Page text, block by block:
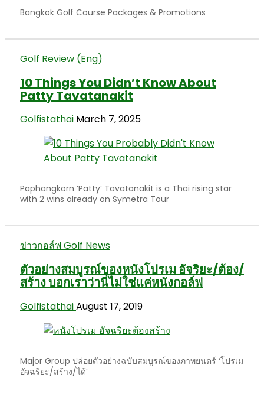
Bangkok Golf Course Packages & Promotions
Golf Review (Eng)
10 Things You Didn’t Know About
Patty Tavatanakit
Golfistathai March 7, 2025
Paphangkorn ‘Patty’ Tavatanakit is a Thai rising star
with 2 wins already on Symetra Tour
ข่าวกอล์ฟ Golf News
ตัวอย่างสมบูรณ์ของหนังโปรเม อัจริยะ/ต้อง/
สร้าง บอกเราว่านี่ไม่ใช่แค่หนังกอล์ฟ
GolfistathaiAugust 17, 2019
Major Group ปล่อยตัวอย่างฉบับสมบูรณ์ของภาพยนตร์ ‘โปรเม
อัจฉริยะ/สร้าง/ได้’